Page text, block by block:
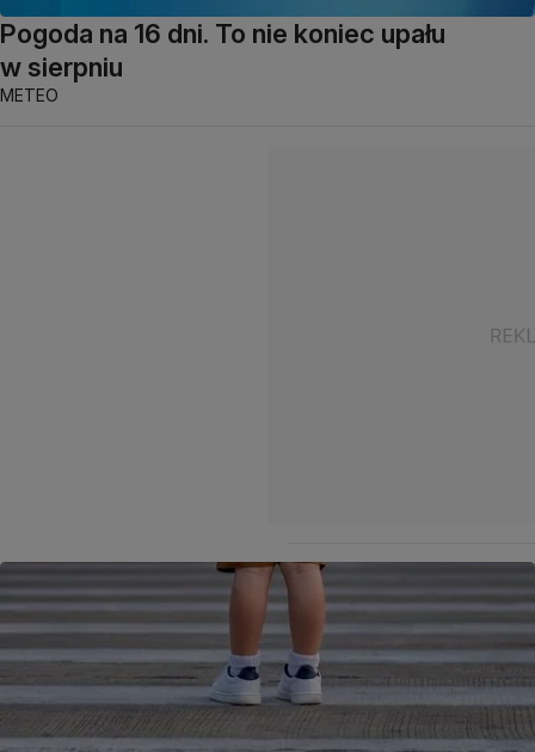
Pogoda na 16 dni. To nie koniec upału
w sierpniu
METEO